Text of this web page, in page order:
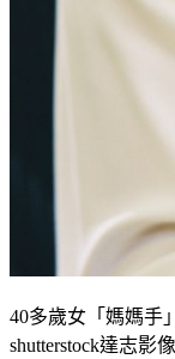
40多歲女「媽媽手
shutterstock達志影像